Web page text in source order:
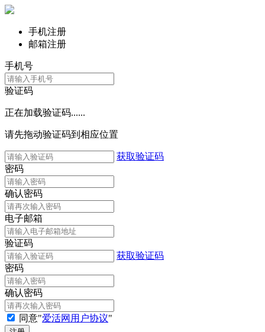
手机注册
邮箱注册
手机号
验证码
正在加载验证码......
请先拖动验证码到相应位置
获取验证码
密码
确认密码
电子邮箱
验证码
获取验证码
密码
确认密码
同意"爱活网用户协议"